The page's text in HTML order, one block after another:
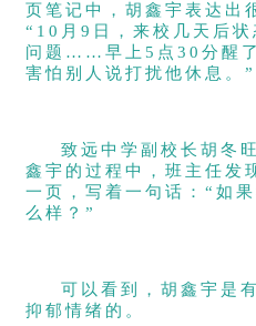
页笔记中，胡鑫宇表达出
“10月9日，来校几天后
问题……早上5点30分醒
害怕别人说打扰他休息。”
致远中学副校长胡冬
鑫宇的过程中，班主任发
一页，写着一句话：“如
么样？”
可以看到，胡鑫宇是
抑郁情绪的。